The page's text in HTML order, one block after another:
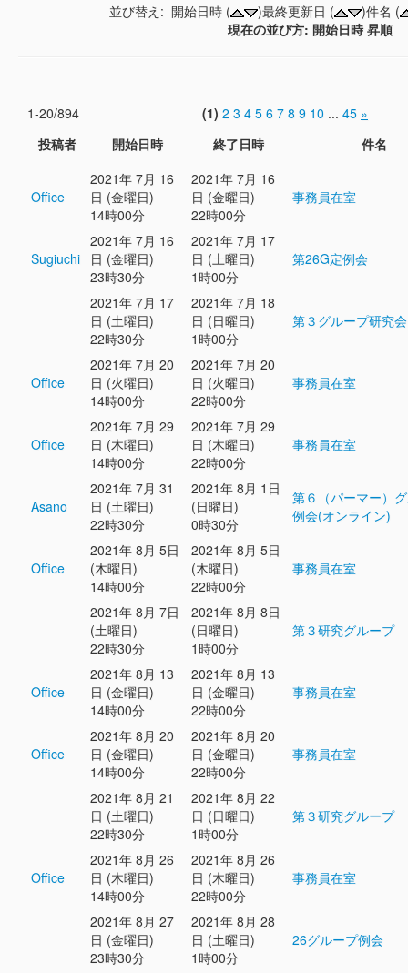
並び替え: 開始日時 ( )最終更新日 (
)件名 (
現在の並び方: 開始日時 昇順
1-20/894 (1) 2 3 4 5 6 7 8 9 10 ... 45 »
投稿者
開始日時 終了日時 件名
Office
2021年 7月 16
日 (金曜日)
14時00分
2021年 7月 16
日 (金曜日)
22時00分
事務員在室
Sugiuchi
2021年 7月 16
日 (金曜日)
23時30分
2021年 7月 17
日 (土曜日)
1時00分
第26G定例会
2021年 7月 17
日 (土曜日)
22時30分
2021年 7月 18
日 (日曜日)
1時00分
第３グループ研究会
Office
2021年 7月 20
日 (火曜日)
14時00分
2021年 7月 20
日 (火曜日)
22時00分
事務員在室
Office
2021年 7月 29
日 (木曜日)
14時00分
2021年 7月 29
日 (木曜日)
22時00分
事務員在室
Asano
2021年 7月 31
日 (土曜日)
22時30分
2021年 8月 1日
(日曜日)
0時30分
第６（パーマー）
例会(オンライン)
Office
2021年 8月 5日
(木曜日)
14時00分
2021年 8月 5日
(木曜日)
22時00分
事務員在室
2021年 8月 7日
(土曜日)
22時30分
2021年 8月 8日
(日曜日)
1時00分
第３研究グループ
Office
2021年 8月 13
日 (金曜日)
14時00分
2021年 8月 13
日 (金曜日)
22時00分
事務員在室
Office
2021年 8月 20
日 (金曜日)
14時00分
2021年 8月 20
日 (金曜日)
22時00分
事務員在室
2021年 8月 21
日 (土曜日)
22時30分
2021年 8月 22
日 (日曜日)
1時00分
第３研究グループ
Office
2021年 8月 26
日 (木曜日)
14時00分
2021年 8月 26
日 (木曜日)
22時00分
事務員在室
2021年 8月 27
日 (金曜日)
23時30分
2021年 8月 28
日 (土曜日)
1時00分
26グループ例会